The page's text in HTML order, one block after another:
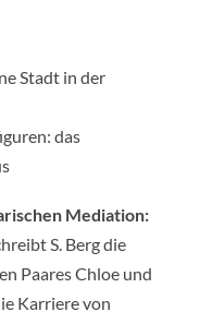
FAND“
Stadt in der
das
Mediation:
S. Berg die
Paares Chloe und
Karriere von